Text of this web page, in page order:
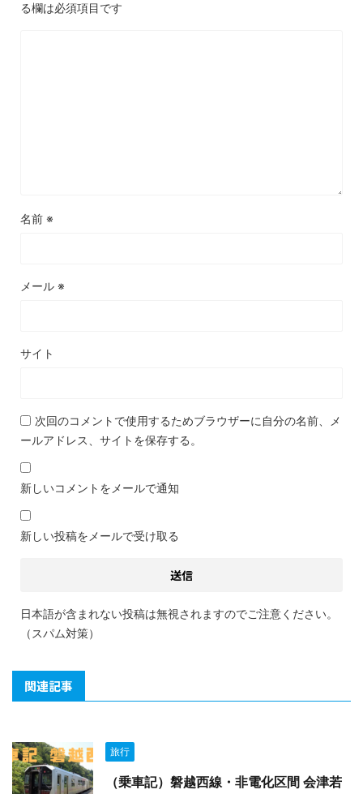
る欄は必須項目です
名前 ※
メール ※
サイト
次回のコメントで使用するためブラウザーに自分の名前、メ
ールアドレス、サイトを保存する。
新しいコメントをメールで通知
新しい投稿をメールで受け取る
日本語が含まれない投稿は無視されますのでご注意ください。
（スパム対策）
関連記事
旅行
（乗車記）磐越西線・非電化区間 会津若